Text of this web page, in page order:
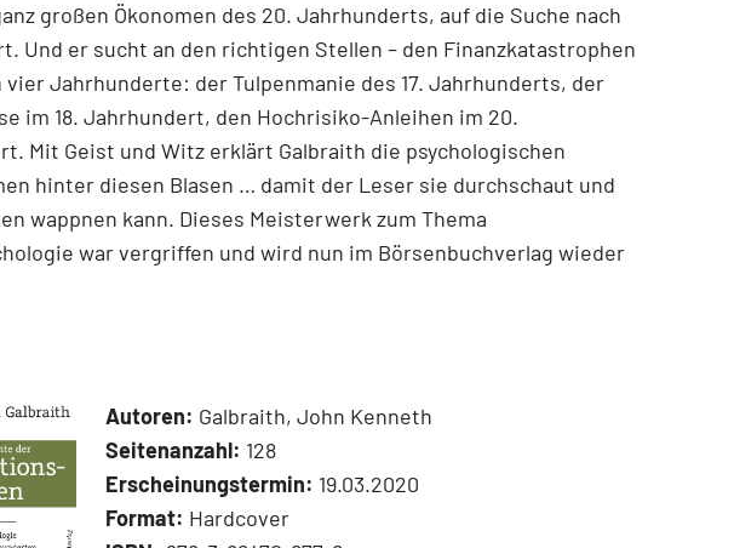
großen Ökonomen des 20. Jahrhunderts, auf die Suche nach
Und er sucht an den richtigen Stellen – den Finanz­katas­trophen
Jahrhunderte: der Tulpenmanie des 17. Jahrhunderts, der
im 18. Jahrhundert, den Hochrisiko-Anleihen im 20.
Mit Geist und Witz erklärt Gal­braith die psychologischen
hinter diesen Blasen … damit der Leser sie durchschaut und
wappnen kann. Dieses Meisterwerk zum Thema
war vergriffen und wird nun im Börsenbuchverlag wieder
Autoren: Galbraith, John Kenneth
Seitenanzahl: 128
Erscheinungstermin: 19.03.2020
Format: Hardcover